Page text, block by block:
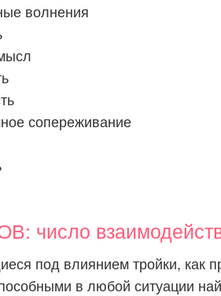
волнения
сопереживание
число
под влиянием тройки, как
в любой ситуации